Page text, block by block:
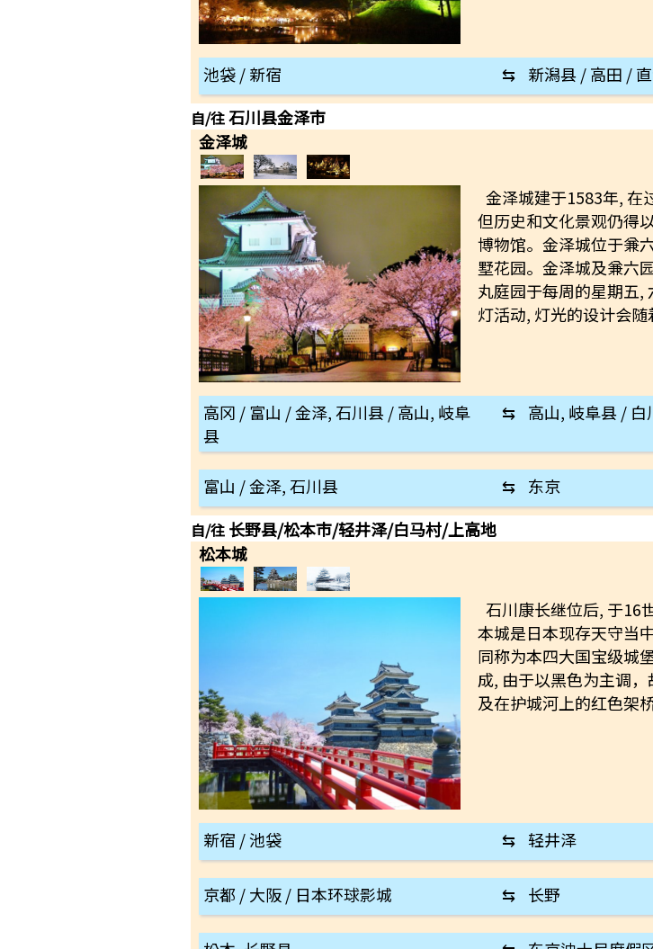
池袋 / 新宿 ⇆ 新潟县 / 高田 /
自/往石川县金泽市
金泽城
金泽城建于1583年, 在
但历史和文化景观仍得
博物馆。金泽城位于兼
墅花园。金泽城及兼六
丸庭园于每周的星期五,
灯活动, 灯光的设计会随
高冈 / 富山 / 金泽, 石川县 / 高山, 岐阜
县
⇆ 高山, 岐阜县 / 白
富山 / 金泽, 石川县 ⇆ 东京
自/往 长野县/松本市/轻井泽/白马村/上高地
松本城
石川康长继位后, 于16
本城是日本现存天守当
同称为本四大国宝级城
成, 由于以黑色为主调
及在护城河上的红色架
新宿 / 池袋 ⇆ 轻井泽
京都 / 大阪 / 日本环球影城 ⇆ 长野